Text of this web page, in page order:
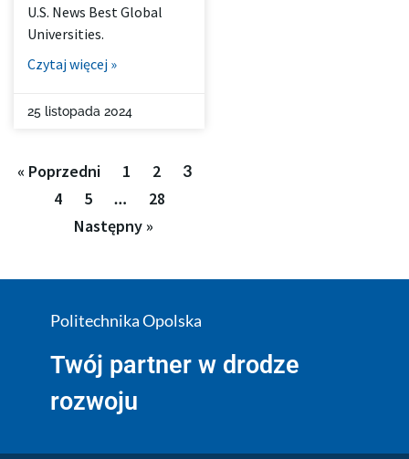
U.S. News Best Global
Universities.
Czytaj więcej »
25 listopada 2024
« Poprzedni 1 2 3
4 5 …
28
Następny »
Politechnika Opolska
Twój partner w drodze
rozwoju